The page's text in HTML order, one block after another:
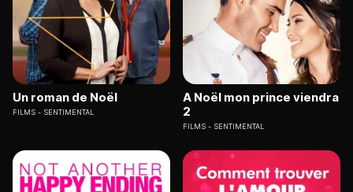
Un roman de Noël
FILMS SENTIMENTAL
A Noël mon prince viendra
2
FILMS SENTIMENTAL